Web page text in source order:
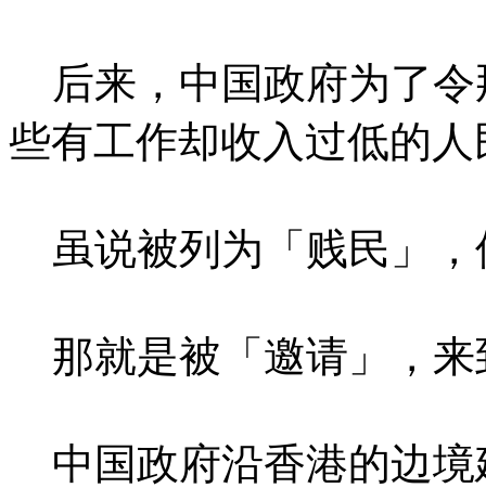
后来，中国政府为了令
些有工作却收入过低的
虽说被列为「贱民」，
那就是被「邀请」，
中国政府沿香港的边境